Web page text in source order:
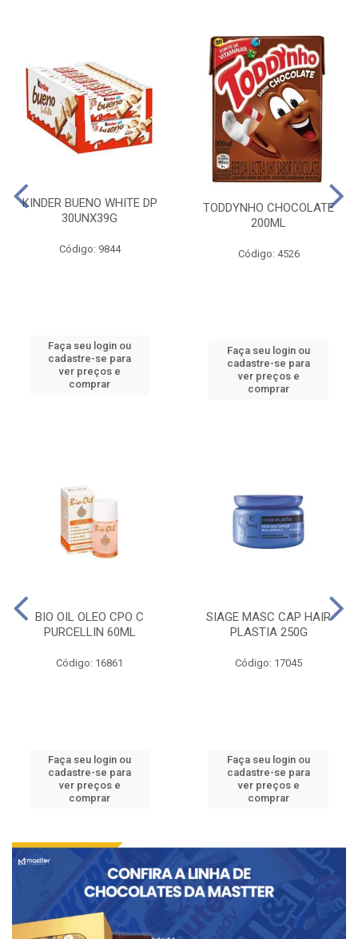
KINDER BUENO WHITE DP
30UNX39G
Código: 9844
Faça seu login ou
cadastre-se para
ver preços e
comprar
TODDYNHO CHOCOLATE
200ML
Código: 4526
Faça seu login ou
cadastre-se para
ver preços e
comprar
BIO OIL OLEO CPO C
PURCELLIN 60ML
Código: 16861
Faça seu login ou
cadastre-se para
ver preços e
comprar
SIAGE MASC CAP HAIR
PLASTIA 250G
Código: 17045
Faça seu login ou
cadastre-se para
ver preços e
comprar